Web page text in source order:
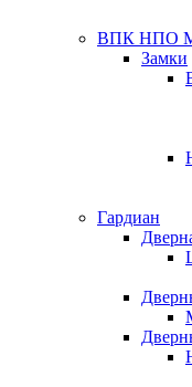
ВПК НПО
Замки
Гардиан